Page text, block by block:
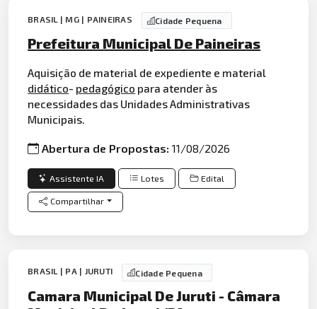
BRASIL | MG | PAINEIRAS Cidade Pequena
Prefeitura Municipal De Paineiras
Aquisição de material de expediente e material
didático- pedagógico para atender às
necessidades das Unidades Administrativas
Municipais.
Abertura de Propostas:11/08/2026
Assistente IA Lotes Edital
Compartilhar
BRASIL | PA | JURUTI Cidade Pequena
Camara Municipal De Juruti - Câmara